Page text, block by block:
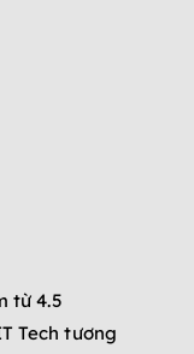
từ 4.5
Tech tương